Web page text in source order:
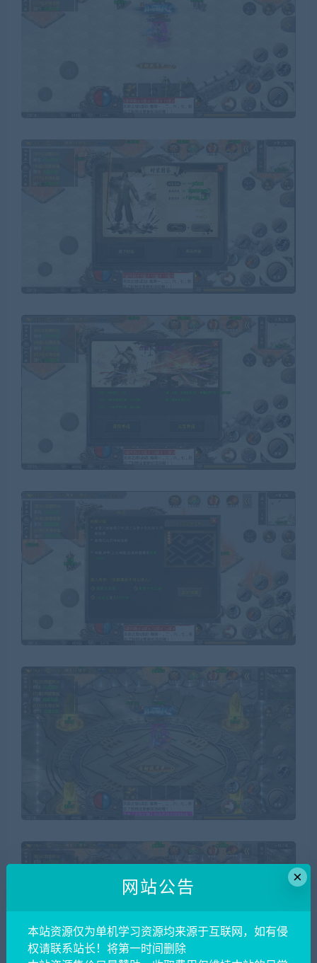
×
网站公告
本站资源仅为单机学习资源均来源于互联网，如有侵
权请联系站长！将第一时间删除